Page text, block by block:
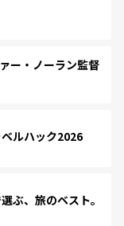
ー・ノーラン監督
ルハック2026
ぶ、旅のベスト。